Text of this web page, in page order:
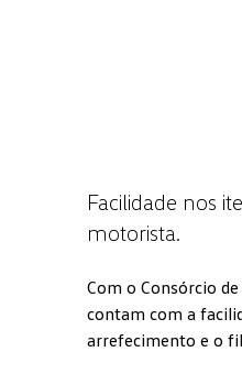
Facilidade nos
motorista.
Com o Consórcio
contam com a
arrefecimento e o